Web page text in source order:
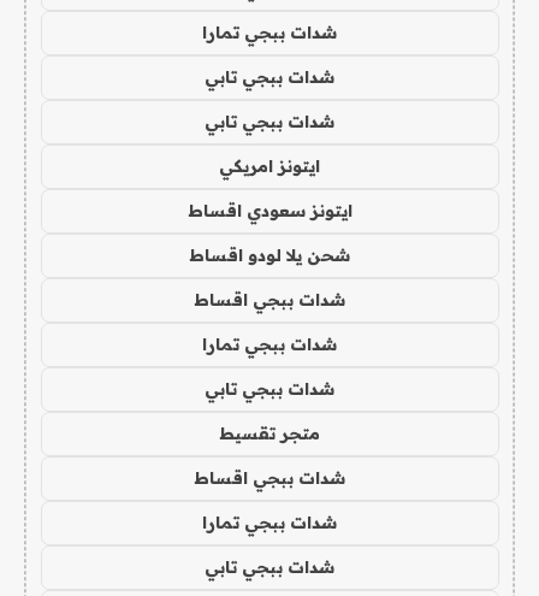
شدات ببجي تمارا
شدات ببجي تابي
شدات ببجي تابي
ايتونز امريكي
ايتونز سعودي اقساط
شحن يلا لودو اقساط
شدات ببجي اقساط
شدات ببجي تمارا
شدات ببجي تابي
متجر تقسيط
شدات ببجي اقساط
شدات ببجي تمارا
شدات ببجي تابي